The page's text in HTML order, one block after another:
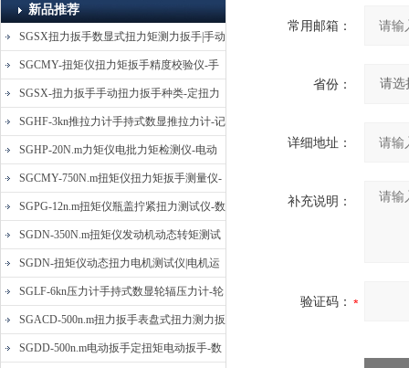
新品推荐
SGSX扭力扳手数显式扭力矩测力扳手|手动
定扭矩检测扳手
SGCMY-扭矩仪扭力矩扳手精度校验仪-手
动扳子扭矩校准仪
SGSX-扭力扳手手动扭力扳手种类-定扭力
矩检测扳手价格
SGHF-3kn推拉力计手持式数显推拉力计-记
忆数据拉压力测力计
SGHP-20N.m力矩仪电批力矩检测仪-电动
螺丝批扭力矩测试仪
SGCMY-750N.m扭矩仪扭力矩扳手测量仪-
校准扳手扭力精度测试仪
SGPG-12n.m扭矩仪瓶盖拧紧扭力测试仪-数
显式瓶盖扭力矩仪
SGDN-350N.m扭矩仪发动机动态转矩测试
仪-动态电机扭矩测量仪
SGDN-扭矩仪动态扭力电机测试仪|电机运
转摩擦力扭矩仪
SGLF-6kn压力计手持式数显轮辐压力计-轮
辐称重压力测力计
SGACD-500n.m扭力扳手表盘式扭力测力扳
手-表盘扭力矩检测扳手
SGDD-500n.m电动扳手定扭矩电动扳手-数
常用邮箱：
省份：
详细地址：
补充说明：
验证码：